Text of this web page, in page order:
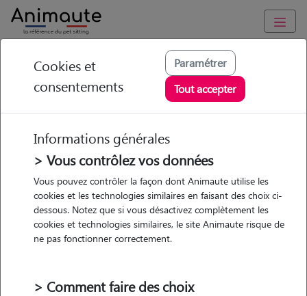
Animaute Bretagne Quimper
Catinca - Petsitter à
QUIMPER
• 18 ans
Garde
chez le Pet Sitter
Cookies et
consentements
Paramétrer
Tout accepter
Informations générales
> Vous contrôlez vos données
Vous pouvez contrôler la façon dont Animaute utilise les
cookies et les technologies similaires en faisant des choix ci-
dessous. Notez que si vous désactivez complètement les
cookies et technologies similaires, le site Animaute risque de
ne pas fonctionner correctement.
> Comment faire des choix